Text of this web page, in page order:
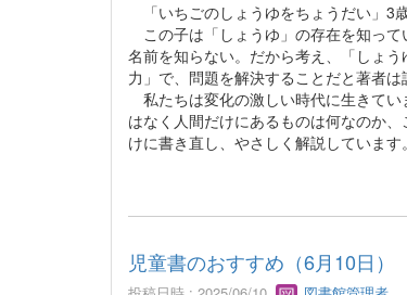
「いちごのしょうゆをちょうだい」3
この子は「しょうゆ」の存在を知っ
名前を知らない。だから考え、「しょ
力」で、問題を解決することだと著者は
私たちは変化の激しい時代に生きて
はなく人間だけにあるものは何なのか
けに書き直し、やさしく解説しています。
児童書のおすすめ（6月10日）